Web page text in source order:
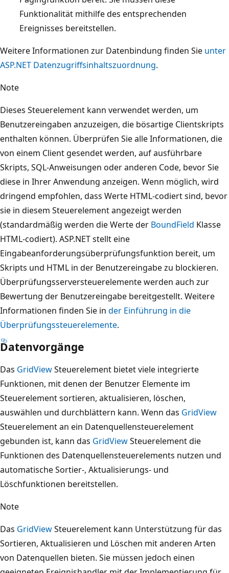
Funktionalität mithilfe des entsprechenden
Ereignisses bereitstellen.
Weitere Informationen zur Datenbindung finden Sie unter
ASP.NET Datenzugriffsinhaltszuordnung.
Note
Dieses Steuerelement kann verwendet werden, um
Benutzereingaben anzuzeigen, die bösartige Clientskripts
enthalten können. Überprüfen Sie alle Informationen, die
von einem Client gesendet werden, auf ausführbare
Skripts, SQL-Anweisungen oder anderen Code, bevor Sie
diese in Ihrer Anwendung anzeigen. Wenn möglich, wird
dringend empfohlen, dass Werte HTML-codiert sind, bevor
sie in diesem Steuerelement angezeigt werden
(standardmäßig werden die Werte der BoundField Klasse
HTML-codiert). ASP.NET stellt eine
Eingabeanforderungsüberprüfungsfunktion bereit, um
Skripts und HTML in der Benutzereingabe zu blockieren.
Überprüfungsserversteuerelemente werden auch zur
Bewertung der Benutzereingabe bereitgestellt. Weitere
Informationen finden Sie in der Einführung in die
Überprüfungssteuerelemente.
Datenvorgänge
Das GridViewSteuerelement bietet viele integrierte
Funktionen, mit denen der Benutzer Elemente im
Steuerelement sortieren, aktualisieren, löschen,
auswählen und durchblättern kann. Wenn das GridView
Steuerelement an ein Datenquellensteuerelement
gebunden ist, kann das GridViewSteuerelement die
Funktionen des Datenquellensteuerelements nutzen und
automatische Sortier-, Aktualisierungs- und
Löschfunktionen bereitstellen.
Note
Das GridViewSteuerelement kann Unterstützung für das
Sortieren, Aktualisieren und Löschen mit anderen Arten
von Datenquellen bieten. Sie müssen jedoch einen